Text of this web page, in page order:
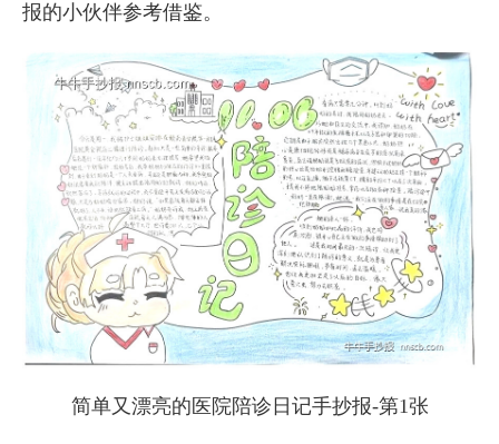
报的小伙伴参考借鉴。
简单又漂亮的医院陪诊日记手抄报-第1张